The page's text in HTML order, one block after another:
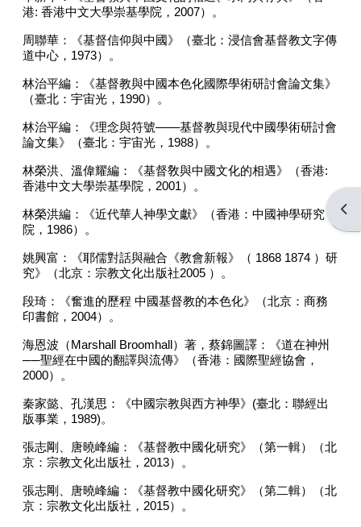
港: 香港中文大學崇基學院， 2007）。
周聯華：《基督信仰與中國》（臺北：浸信會基督教文字傳
道中心， 1973）。
林治平編：《基督教與中國本色化國際學術研討會論文集》
（臺北：宇宙光， 1990）。
林治平編：《理念與符號——基督教與現代中國學術研討會
論文集》（臺北：宇宙光， 1988）。
林榮洪、溫偉耀編：《基督敎與中國文化的相遇》（香港:
香港中文大學崇基學院， 2001）。
林榮洪編：《近代華人神學文獻》（香港：中國神學研究
院， 1986）。
姚興富：《耶儒對話與融合《教會新報》（ 1868 1874 ）研
究》（北京：宗教文化出版社2005 ）。
段琦：《奮進的歷程 中國基督教的本色化》（北京：商務
印書館， 2004）。
海恩波（ Marshall Broomhall ）著，蔡錦圖譯：《道在神州
──聖經在中國的翻譯與流傳》（香港：國際聖經協會，
2000）。
秦家懿、孔漢思：《中國宗教與西方神學》 (臺北：聯經出
版事業， 1989)。
張志剛、唐曉峰編：《基督教中國化研究》（第一輯）（北
京：宗教文化出版社， 2013）。
張志剛、唐曉峰編：《基督教中國化研究》（第二輯）（北
京：宗教文化出版社， 2015）。